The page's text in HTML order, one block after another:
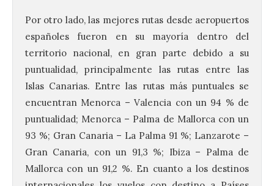
Por otro lado, las mejores rutas desde aeropuertos
españoles fueron en su mayoría dentro del
territorio nacional, en gran parte debido a su
puntualidad, principalmente las rutas entre las
Islas Canarias. Entre las rutas más puntuales se
encuentran Menorca – Valencia con un 94 % de
puntualidad; Menorca – Palma de Mallorca con un
93 %; Gran Canaria – La Palma 91 %; Lanzarote –
Gran Canaria, con un 91,3 %; Ibiza – Palma de
Mallorca con un 91,2 %. En cuanto a los destinos